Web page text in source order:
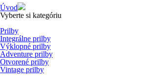
Úvod
Vyberte si kategóriu
Prilby
Integrálne prilby
Výklopné prilby
Adventure prilby
Otvorené prilby
Vintage prilby